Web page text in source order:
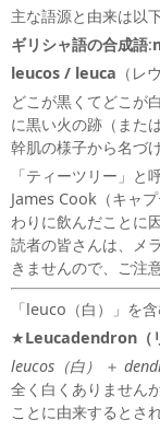
主な語源と由来は以
ギリシャ語の合成語:
leucos / leuca （レ
どこが黒くてどこが
に黒い火の跡（また
幹肌の様子から名づ
「ティーツリー」と
James Cook（キャ
わりに飲んだことに
読者の皆さんは、メ
きませんので、ご注
「leuco（白）」を
★Leucadendron
leucos（白）
＋
全く白くありません
ことに由来するとさ